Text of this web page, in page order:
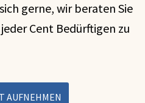
gerne, wir beraten Sie
Cent Bedürftigen zu
AUFNEHMEN